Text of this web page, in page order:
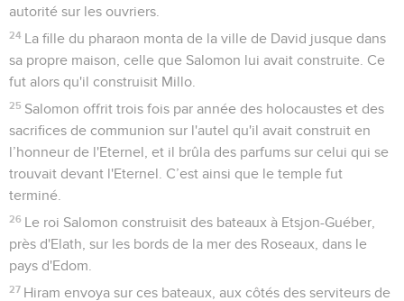
autorité sur les ouvriers.
24 La fille du pharaon monta de la ville de David jusque dans
sa propre maison, celle que Salomon lui avait construite. Ce
fut alors qu'il construisit Millo.
25 Salomon offrit trois fois par année des holocaustes et des
sacrifices de communion sur l'autel qu'il avait construit en
l’honneur de l'Eternel, et il brûla des parfums sur celui qui se
trouvait devant l'Eternel. C’est ainsi que le temple fut
terminé.
26 Le roi Salomon construisit des bateaux à Etsjon-Guéber,
près d'Elath, sur les bords de la mer des Roseaux, dans le
pays d'Edom.
27 Hiram envoya sur ces bateaux, aux côtés des serviteurs de